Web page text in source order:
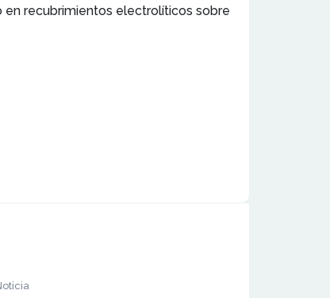
en recubrimientos electrolíticos sobre